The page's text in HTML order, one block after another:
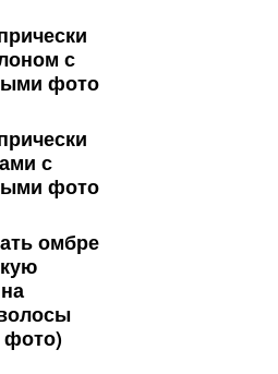
с
фото
с
фото
омбре
фото)